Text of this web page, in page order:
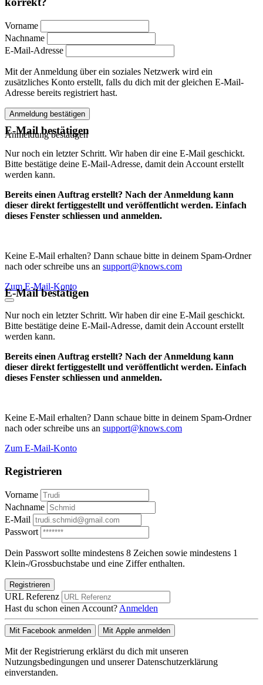
Vorname
Nachname
E-Mail-Adresse
Mit der Anmeldung über ein soziales Netzwerk wird ein
zusätzliches Konto erstellt, falls du dich mit der gleichen E-Mail-
Adresse bereits registriert hast.
Anmeldung bestätigen
Anmeldung bestätigen
E-Mail bestätigen
Nur noch ein letzter Schritt. Wir haben dir eine E-Mail geschickt.
Bitte bestätige deine E-Mail-Adresse, damit dein Account erstellt
werden kann.
Bereits einen Auftrag erstellt? Nach der Anmeldung kann
dieser direkt fertiggestellt und veröffentlicht werden. Einfach
dieses Fenster schliessen und anmelden.
Keine E-Mail erhalten? Dann schaue bitte in deinem Spam-Ordner
nach oder schreibe uns an support@knows.com
Zum E-Mail-Konto
E-Mail bestätigen
Nur noch ein letzter Schritt. Wir haben dir eine E-Mail geschickt.
Bitte bestätige deine E-Mail-Adresse, damit dein Account erstellt
werden kann.
Bereits einen Auftrag erstellt? Nach der Anmeldung kann
dieser direkt fertiggestellt und veröffentlicht werden. Einfach
dieses Fenster schliessen und anmelden.
Keine E-Mail erhalten? Dann schaue bitte in deinem Spam-Ordner
nach oder schreibe uns an support@knows.com
Zum E-Mail-Konto
Registrieren
Vorname
Nachname
E-Mail
Passwort
Dein Passwort sollte mindestens 8 Zeichen sowie mindestens 1
Klein-/Grossbuchstabe und eine Ziffer enthalten.
Registrieren
URL Referenz
Hast du schon einen Account? Anmelden
Mit Facebook anmelden Mit Apple anmelden
Mit der Registrierung erklärst du dich mit unseren
Nutzungsbedingungen und unserer Datenschutzerklärung
einverstanden.